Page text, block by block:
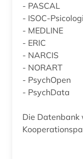
- PASCAL
- ISOC-
- MEDLINE
- ERIC
- NARCIS
- NORART
- PsychOpen
- PsychData
Die Datenbank